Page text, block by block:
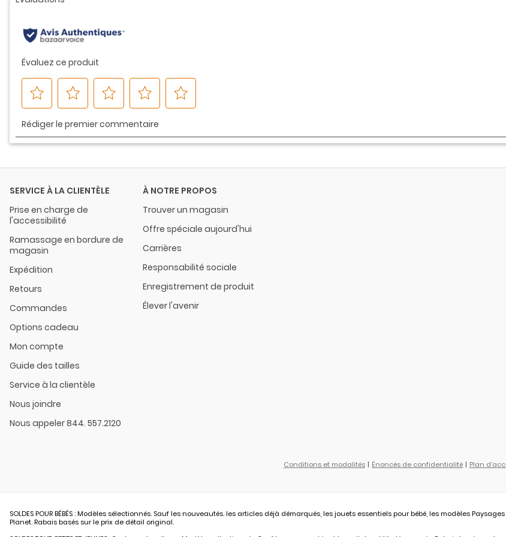
SERVICE À LA CLIENTÈLE
Prise en charge de
l'accessibilité
Ramassage en bordure de
magasin
Expédition
Retours
Commandes
Options cadeau
Mon compte
Guide des tailles
Service à la clientèle
Nous joindre
Nous appeler 844. 557.2120
À NOTRE PROPOS
Trouver un magasin
Offre spéciale aujourd'hui
Carrières
Responsabilité sociale
Enregistrement de produit
Élever l'avenir
Conditions et modalités
Énoncés de confidentialité Plan
SOLDES POUR BÉBÉS : Modèles sélectionnés. Sauf les nouveautés. les articles déjà démarqués, les jouets essentiels pour bébé, les modèles
Planet. Rabais basés sur le prix de détail original.